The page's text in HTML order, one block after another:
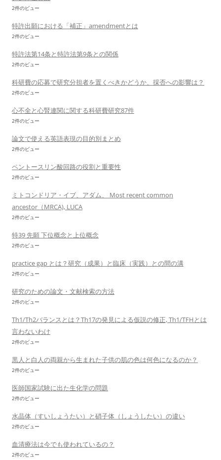
2件のビュー
特許出願における「補正」amendmentとは
2件のビュー
特許法第14条と特許法第9条との関係
2件のビュー
科研費の応募で研究分担者を置くべきかどうか、採否への影響は？
2件のビュー
心不全と心腎連関に関する科研費研究87件
2件のビュー
論文で使える英語表現の目的別まとめ
2件のビュー
ペントースリン酸回路の役割と重要性
2件のビュー
ミトコンドリア・イブ、アダム、 Most recent common
ancestor（MRCA), LUCA
2件のビュー
特39 先願 下位概念と上位概念
2件のビュー
practice gap とは？研究（成果）と臨床（実践）との間の溝
2件のビュー
研究のための論文・文献検索の方法
2件のビュー
Th1/Th2バランスとは？Th17の発見による仮説の修正, Th1/TFHとは
言わないわけ
2件のビュー
黒人と白人の両親から生まれた子供の肌の色は何色になるのか？
2件のビュー
医師国家試験に出た生化学の問題
2件のビュー
水晶体（すいしょうたい）と硝子体（しょうしたい）の違い
2件のビュー
血清療法は今でも使われているの？
2件のビュー